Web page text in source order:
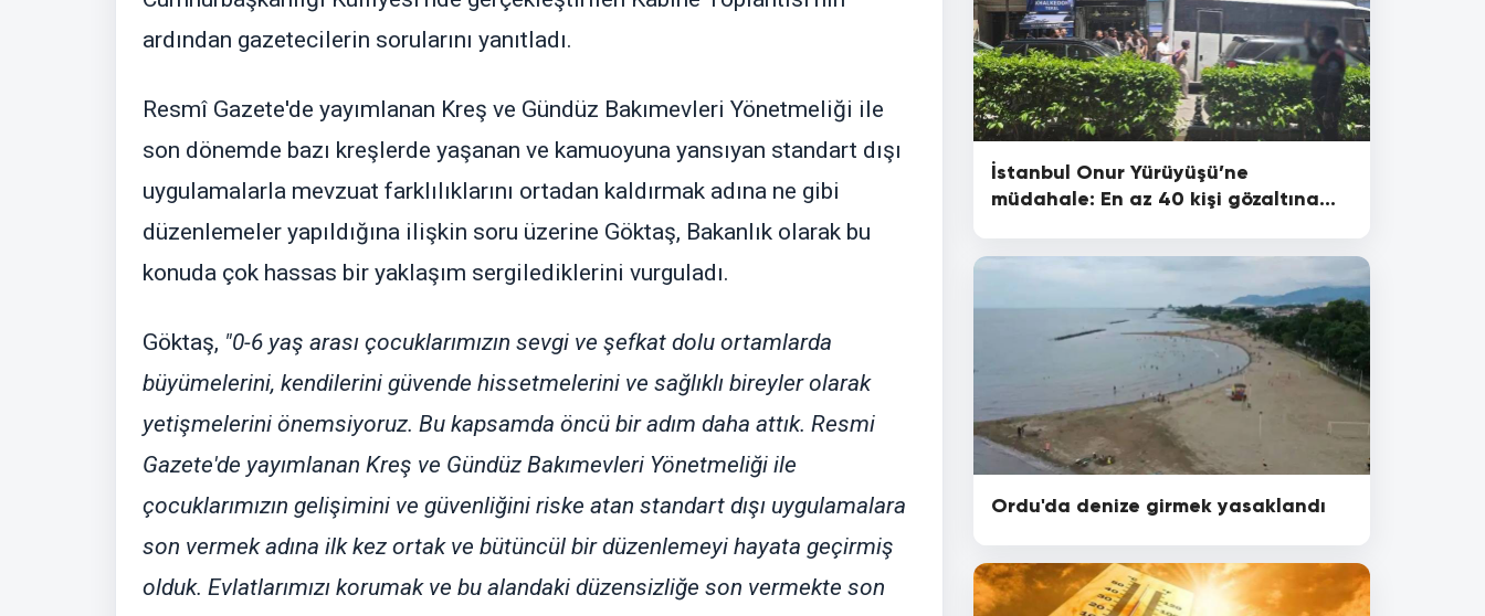
ardından gazetecilerin sorularını yanıtladı.
Resmî Gazete'de yayımlanan Kreş ve Gündüz Bakımevleri Yönetmeliği ile
son dönemde bazı kreşlerde yaşanan ve kamuoyuna yansıyan standart dışı
uygulamalarla mevzuat farklılıklarını ortadan kaldırmak adına ne gibi
düzenlemeler yapıldığına ilişkin soru üzerine Göktaş, Bakanlık olarak bu
konuda çok hassas bir yaklaşım sergilediklerini vurguladı.
Göktaş, "0-6 yaş arası çocuklarımızın sevgi ve şefkat dolu ortamlarda
büyümelerini, kendilerini güvende hissetmelerini ve sağlıklı bireyler olarak
yetişmelerini önemsiyoruz. Bu kapsamda öncü bir adım daha attık. Resmi
Gazete'de yayımlanan Kreş ve Gündüz Bakımevleri Yönetmeliği ile
çocuklarımızın gelişimini ve güvenliğini riske atan standart dışı uygulamalara
son vermek adına ilk kez ortak ve bütüncül bir düzenlemeyi hayata geçirmiş
olduk. Evlatlarımızı korumak ve bu alandaki düzensizliğe son vermekte son
İstanbul Onur Yürüyüşü’ne
müdahale: En az 40 kişi gözaltına
Ordu'da denize girmek yasaklandı